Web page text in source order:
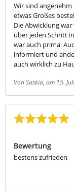
Wir sind
etwas Großes
Die Abwicklung
über jeden Schritt
war auch prima.
informiert und
auch wirklich zu
Von Saskia, am 15.
Bewertung
bestens zufrieden